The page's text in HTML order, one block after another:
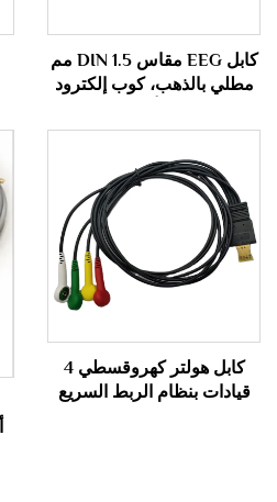
كابل EEG مقاس DIN 1.5 مم
مطلي بالذهب، كوب إلكترود
كابل هولتر كهروقسطي 4
قيادات بنظام الربط السريع